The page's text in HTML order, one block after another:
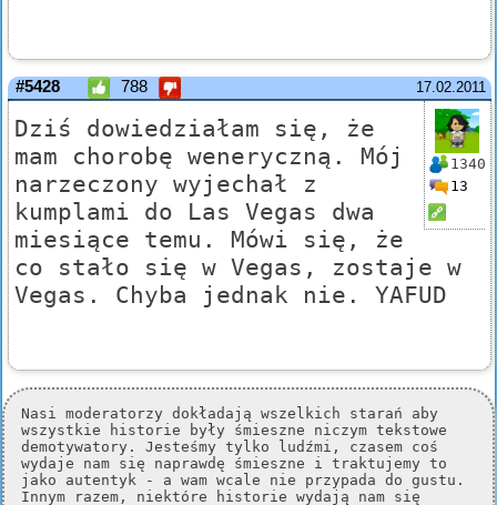
17.02.2011
#5428 788
1340
13
Dziś dowiedziałam się, że
mam chorobę weneryczną. Mój
narzeczony wyjechał z
kumplami do Las Vegas dwa
miesiące temu. Mówi się, że
co stało się w Vegas, zostaje w
Vegas. Chyba jednak nie. YAFUD
Nasi moderatorzy dokładają wszelkich starań aby
wszystkie historie były śmieszne niczym tekstowe
demotywatory. Jesteśmy tylko ludźmi, czasem coś
wydaje nam się naprawdę śmieszne i traktujemy to
jako autentyk - a wam wcale nie przypada do gustu.
Innym razem, niektóre historie wydają nam się